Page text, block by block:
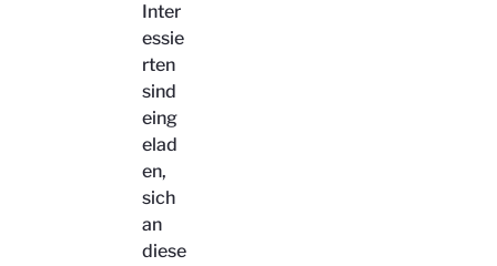
Inter
essie
rten
sind
eing
elad
en,
sich
an
diese